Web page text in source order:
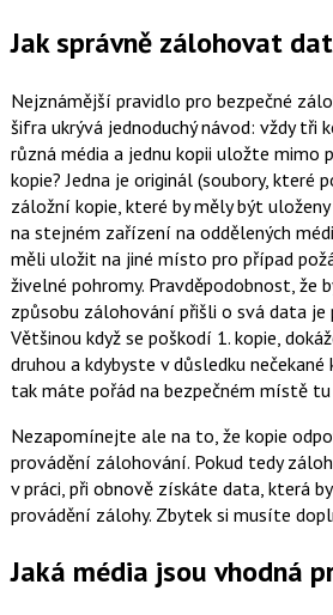
Jak správně zálohovat
Nejznámější pravidlo pro bezpečné
šifra ukrývá jednoduchý návod: vždy tři
různá média a jednu kopii uložte mimo
kopie? Jedna je originál (soubory, které
záložní kopie, které by měly být
na stejném zařízení na oddělených
měli uložit na jiné místo pro případ
živelné pohromy. Pravděpodobnost, že
způsobu zálohování přišli o svá data je
Většinou když se poškodí 1. kopie,
druhou a kdybyste v důsledku
tak máte pořád na bezpečném místě
Nezapomínejte ale na to, že kopie
provádění zálohování. Pokud tedy
v práci, při obnově získáte data, která
provádění zálohy. Zbytek si musíte
Jaká média jsou vhodná